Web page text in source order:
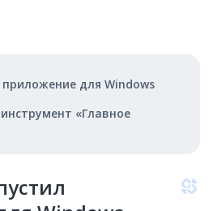
для Windows
«Главное